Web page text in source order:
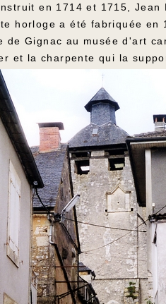
en 1714 et 1715,
horloge a été fabriquée en
Gignac au musée d'art
et la charpente qui la